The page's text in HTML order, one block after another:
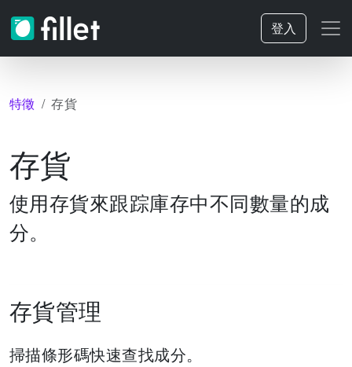
登入
特徵 存貨
存貨
使用存貨來跟踪庫存中不同數量的成
分。
存貨管理
掃描條形碼快速查找成分。